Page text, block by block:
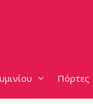
Πόρτες